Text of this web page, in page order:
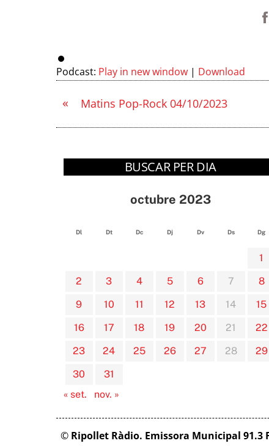
Podcast: Play in new window | Download
« Matins Pop-Rock 04/10/2023
BUSCAR PER DIA
octubre 2023
Dl Dt Dc Dj Dv Ds Dg
1
2
3 4 5 6 7
8
9
10 11 12 13 14
15
16
17 18 19 20 21
22
23
24 25 26 27 28
29
30
31
« set.
nov. »
© Ripollet Ràdio. Emissora Municipal 91.3